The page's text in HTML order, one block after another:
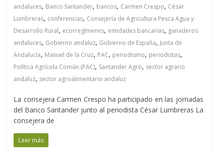
andaluces, Banco Santander, bancos, Carmen Crespo, César
Lumbreras, conferencias, Consejería de Agricultura Pesca Agua y
Desarrollo Rural, ecorregímenes, entidades bancarias, ganaderos
andaluces, Gobierno andaluz, Gobierno de España, Junta de
Andalucía, Manuel de la Cruz, PAC, periodismo, periodistas,
Política Agrícola Común (PAC), Santander Agro, sector agrario
andaluz, sector agroalimentario andaluz
La consejera Carmen Crespo ha participado en las jornadas
del Banco Santander junto al periodista César Lumbreras La
consejera de
Leer más